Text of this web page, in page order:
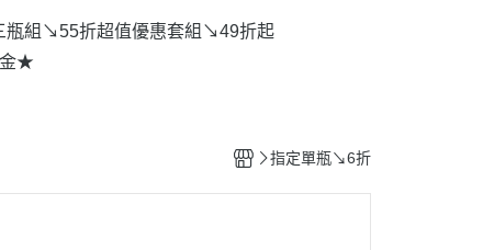
瓶組↘55折超值優惠套組↘49折起
★
指定單瓶↘6折